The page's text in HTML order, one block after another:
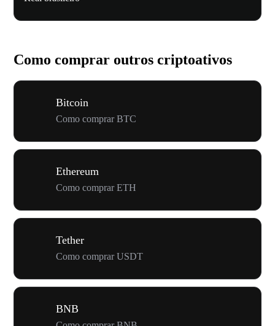
Como comprar outros criptoativos
Bitcoin
Como comprar BTC
Ethereum
Como comprar ETH
Tether
Como comprar USDT
BNB